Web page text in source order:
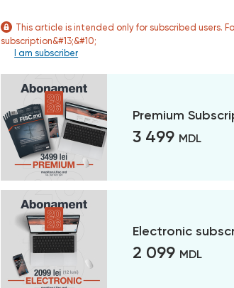
This article is intended only for subscribed users.
subscription&#13;&#10;
I am subscriber
Premium
3 499 MDL
Electronic
2 099 MDL